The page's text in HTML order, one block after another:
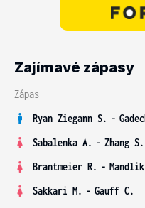
Zajímavé zápasy
Zápas
Ryan Ziegann S. -
Sabalenka A. - Zhang S.
Brantmeier R. -
Sakkari M. - Gauff C.